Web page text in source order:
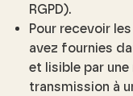
RGPD).
Pour recevoir
avez fournies
et lisible par
transmission à